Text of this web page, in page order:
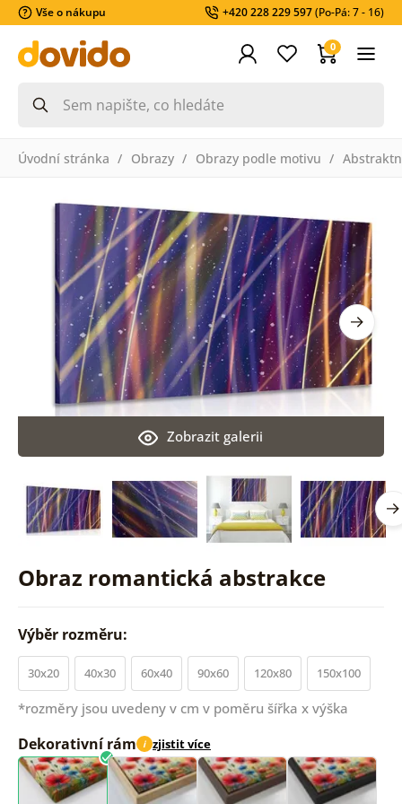
Vše o nákupu +420 228 229 597(Po-Pá: 7 - 16)
0
Úvodní stránka Obrazy Obrazy podle motivu
Obraz romantická abstrakce
Zobrazit galerii
Výběr rozměru:
30x20 40x30 60x40 90x60 120x80 150x100
*rozměry jsou uvedeny v cm v poměru šířka x výška
Dekorativní rám i zjistit více